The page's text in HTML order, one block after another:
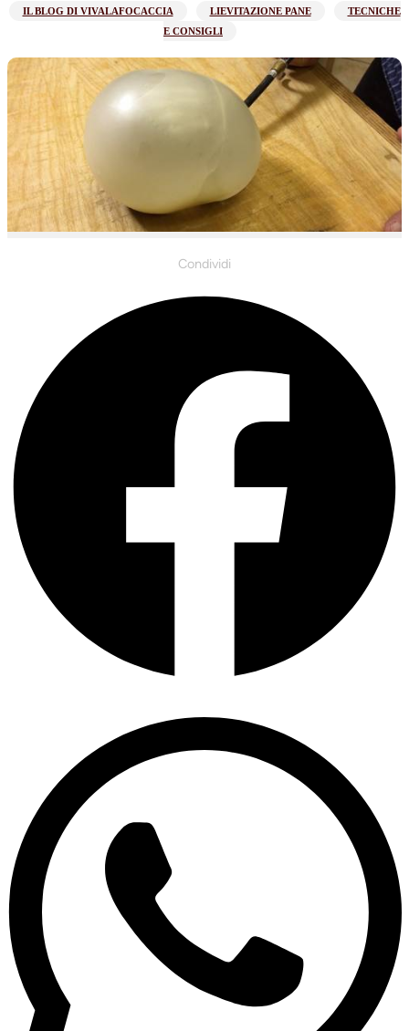
IL BLOG DI VIVALAFOCACCIA LIEVITAZIONE PANE
TECNICHE
E CONSIGLI
Condividi